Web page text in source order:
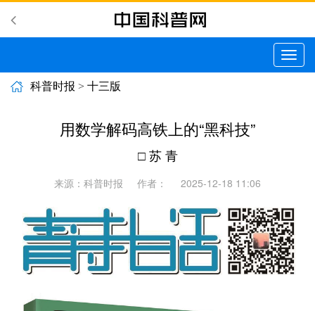
切
换
科普时报 > 十三版
用数学解码高铁上的“黑科技”
□ 苏 青
来源：科普时报 作者： 2025-12-18 11:06